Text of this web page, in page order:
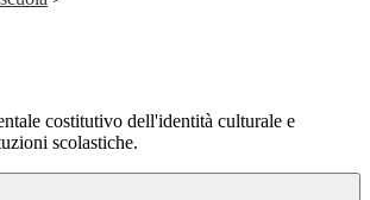
costitutivo dell'identità culturale e
scolastiche.